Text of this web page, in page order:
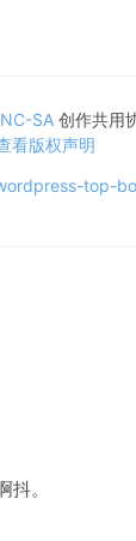
SA 创作共用
看版权声明
top-
。